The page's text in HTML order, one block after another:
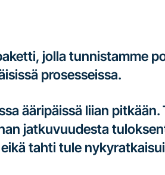
jolla tunnistamme
prosesseissa.
ääripäissä liian
jatkuvuudesta
tahti tule